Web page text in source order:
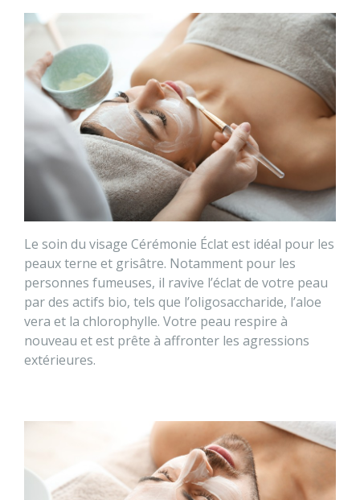
Le soin du visage Cérémonie Éclat est idéal pour les
peaux terne et grisâtre. Notamment pour les
personnes fumeuses, il ravive l’éclat de votre peau
par des actifs bio, tels que l’oligosaccharide, l’aloe
vera et la chlorophylle. Votre peau respire à
nouveau et est prête à affronter les agressions
extérieures.